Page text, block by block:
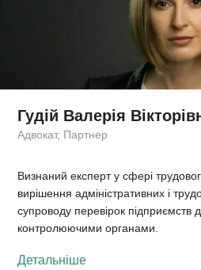
Гудій Валерія
Адвокат, Партнер
Визнаний експерт у сфері
вирішення адміністративних і
супроводу перевірок підприємств
контролюючими органами.
Детальніше